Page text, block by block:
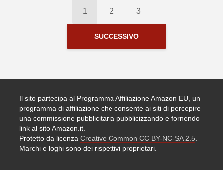
1 2 3
SUCCESSIVO
Il sito partecipa al Programma Affiliazione Amazon EU, un
programma di affiliazione che consente ai siti di percepire
una commissione pubblicitaria pubblicizzando e fornendo
link al sito Amazon.it.
Protetto da licenza Creative Common CC BY-NC-SA 2.5
Marchi e loghi sono dei rispettivi proprietari.